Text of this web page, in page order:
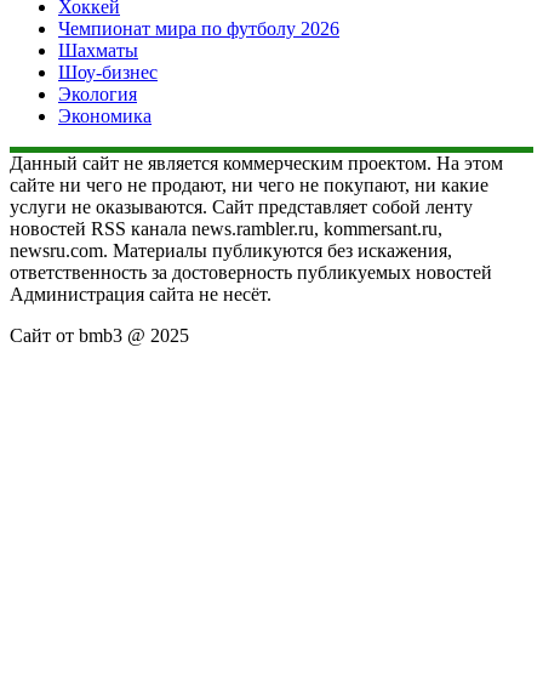
Хоккей
Чемпионат мира по футболу 2026
Шахматы
Шоу-бизнес
Экология
Экономика
Данный сайт не является коммерческим проектом. На этом
сайте ни чего не продают, ни чего не покупают, ни какие
услуги не оказываются. Сайт представляет собой ленту
новостей RSS канала news.rambler.ru, kommersant.ru,
newsru.com. Материалы публикуются без искажения,
ответственность за достоверность публикуемых новостей
Администрация сайта не несёт.
Сайт от bmb3 @ 2025